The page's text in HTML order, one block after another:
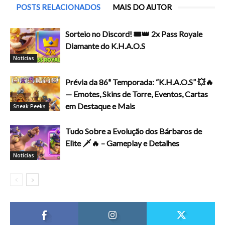
POSTS RELACIONADOS MAIS DO AUTOR
Notícias
Sorteio no Discord! 🎟️👑 2x Pass Royale
Diamante do K.H.A.O.S
Sneak Peeks
Prévia da 86ª Temporada: “K.H.A.O.S” 💥🔥
— Emotes, Skins de Torre, Eventos, Cartas
em Destaque e Mais
Notícias
Tudo Sobre a Evolução dos Bárbaros de
Elite 🗡️🔥 – Gameplay e Detalhes